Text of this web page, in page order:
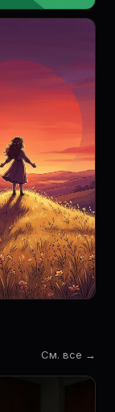
См. все →